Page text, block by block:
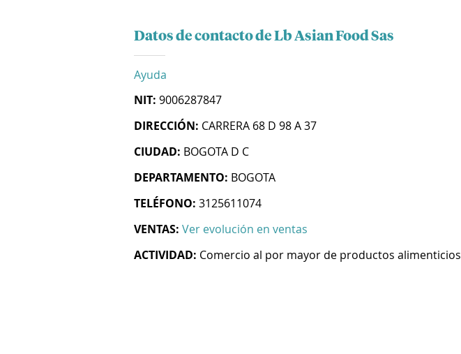
Datos de contacto de Lb Asian Food Sas
Ayuda
NIT: 9006287847
DIRECCIÓN: CARRERA 68 D 98 A 37
CIUDAD: BOGOTA D C
DEPARTAMENTO: BOGOTA
TELÉFONO: 3125611074
VENTAS: Ver evolución en ventas
ACTIVIDAD: Comercio al por mayor de productos alimenticios